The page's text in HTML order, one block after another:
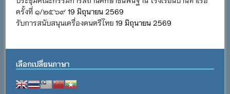
ครั้งที่ ๑/๒๕๖๙ 19 มิถุนายน 2569
รับการสนับสนุนเครื่องดนตรีไทย 19 มิถุนายน 2569
เลือกเปลี่ยนภาษา